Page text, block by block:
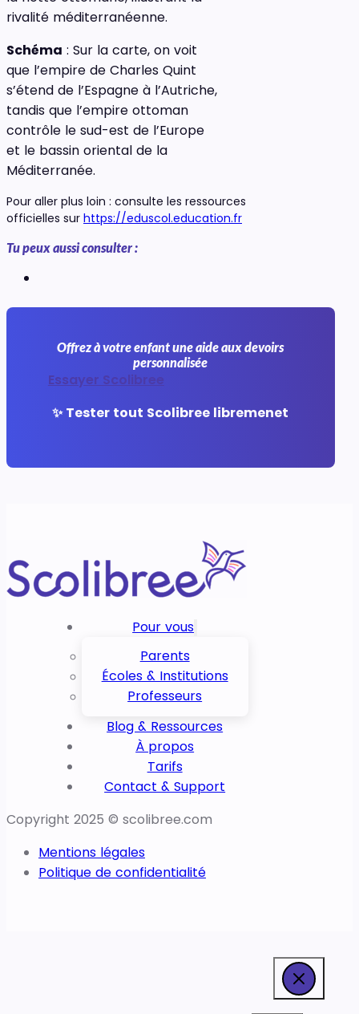
rivalité méditerranéenne.
Schéma : Sur la carte, on voit
que l’empire de Charles Quint
s’étend de l’Espagne à l’Autriche,
tandis que l’empire ottoman
contrôle le sud-est de l’Europe
et le bassin oriental de la
Méditerranée.
Pour aller plus loin : consulte les ressources
officielles sur https://eduscol.education.fr
Tu peux aussi consulter :
Offrez à votre enfant une aide aux devoirs
personnalisée
Essayer Scolibree
✨ Tester tout Scolibree libremenet
Pour vous
Parents
Écoles & Institutions
Professeurs
Blog & Ressources
À propos
Tarifs
Contact & Support
Copyright 2025 © scolibree.com
Mentions légales
Politique de confidentialité